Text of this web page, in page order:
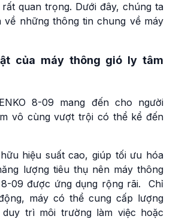
quan trọng. Dưới đây, chúng ta
về những thông tin chung về máy
của máy thông gió ly tâm
8-09 mang đến cho người
vô cùng vượt trội có thể kể đến
hiệu suất cao, giúp tối ưu hóa
lượng tiêu thụ nên máy thông
8-09 được ứng dụng rộng rãi. Chỉ
máy có thể cung cấp lượng
trì môi trường làm việc hoặc